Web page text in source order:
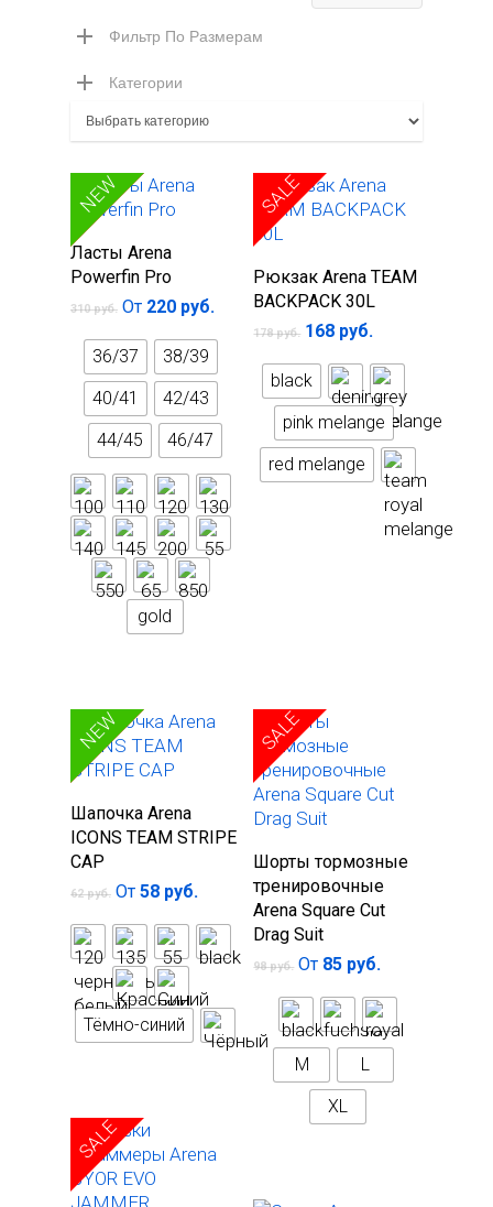
Фильтр По Размерам
Категории
Выберите
параметры
SALE
NEW
Ласты Arena
Powerfin Pro
310руб. От 220 руб.
36/37
38/39
40/41
42/43
44/45
46/47
gold
Выберите
параметры
SALE
Рюкзак Arena TEAM
BACKPACK 30L
178руб. 168 руб.
black
pink melange
red melange
Выберите
параметры
SALE
NEW
Шапочка Arena
ICONS TEAM STRIPE
CAP
62руб. От 58 руб.
Тёмно-синий
параметры
SALE
Шорты тормозные
тренировочные
Arena Square Cut
Drag Suit
98руб. От 85 руб.
M
L
XL
SALE